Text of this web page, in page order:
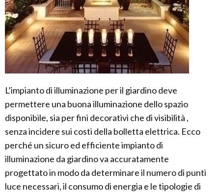
L’impianto di illuminazione per il giardino deve
permettere una buona illuminazione dello spazio
disponibile, sia per fini decorativi che di visibilità ,
senza incidere sui costi della bolletta elettrica. Ecco
perché un sicuro ed efficiente impianto di
illuminazione da giardino va accuratamente
progettato in modo da determinare il numero di punti
luce necessari, il consumo di energia e le tipologie di